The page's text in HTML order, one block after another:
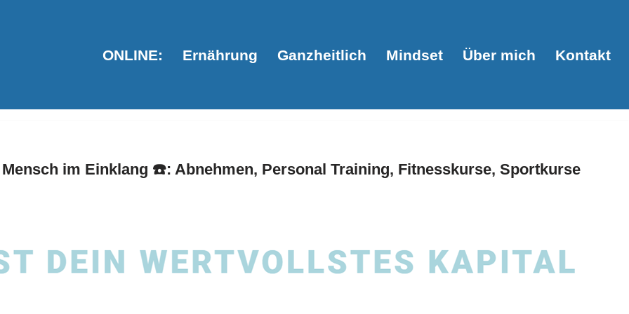
ONLINE: Ernährung Ganzheitlich Mindset Über mich Kontakt
im Einklang ☎️: Abnehmen, Personal Training, Fitnesskurse, Sportkurse